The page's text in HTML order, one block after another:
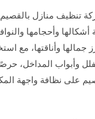
تنظيف منازل
أشكالها وأحجامها
جمالها وأناقتها، مع
وأبواب المداخل،
على نظافة واجهة